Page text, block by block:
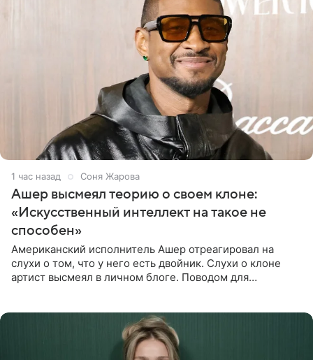
1 час назад Соня Жарова
Ашер высмеял теорию о своем клоне:
«Искусственный интеллект на такое не
способен»
Американский исполнитель Ашер отреагировал на
слухи о том, что у него есть двойник. Слухи о клоне
артист высмеял в личном блоге. Поводом для